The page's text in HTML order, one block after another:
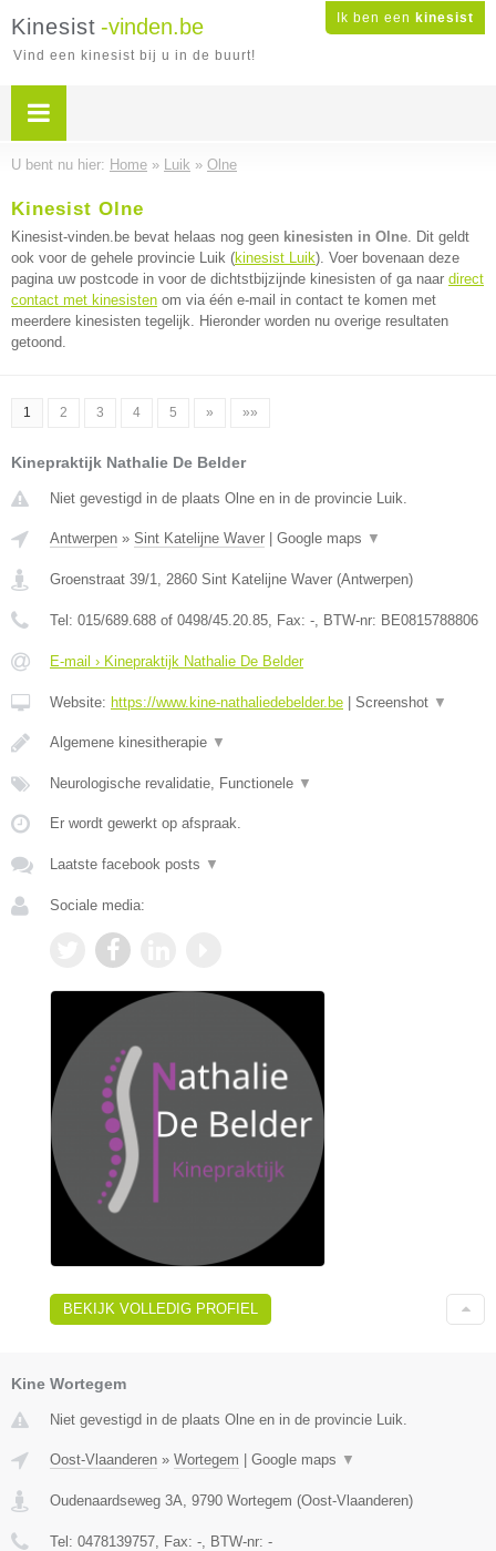
Ik ben een kinesist
Kinesist -vinden.be
Vind een kinesist bij u in de buurt!
U bent nu hier: Home » Luik » Olne
Kinesist Olne
Kinesist-vinden.be bevat helaas nog geen kinesisten in Olne. Dit geldt
ook voor de gehele provincie Luik (kinesist Luik). Voer bovenaan deze
pagina uw postcode in voor de dichtstbijzijnde kinesisten of ga naar direct
contact met kinesisten om via één e-mail in contact te komen met
meerdere kinesisten tegelijk. Hieronder worden nu overige resultaten
getoond.
1 2 3 4 5 » »»
Kinepraktijk Nathalie De Belder
Niet gevestigd in de plaats Olne en in de provincie Luik.
Antwerpen » Sint Katelijne Waver Google maps ▼
Groenstraat 39/1, 2860 Sint Katelijne Waver (Antwerpen)
Tel: 015/689.688 of 0498/45.20.85, Fax: -, BTW-nr: BE0815788806
E-mail › Kinepraktijk Nathalie De Belder
Website: https://www.kine-nathaliedebelder.be Screenshot ▼
Algemene kinesitherapie ▼
Neurologische revalidatie, Functionele ▼
Er wordt gewerkt op afspraak.
Laatste facebook posts ▼
Sociale media:
BEKIJK VOLLEDIG PROFIEL
Kine Wortegem
Niet gevestigd in de plaats Olne en in de provincie Luik.
Oost-Vlaanderen » Wortegem Google maps ▼
Oudenaardseweg 3A 9790 Wortegem (Oost-Vlaanderen)
Tel: 0478139757 , Fax: - , BTW-nr: -